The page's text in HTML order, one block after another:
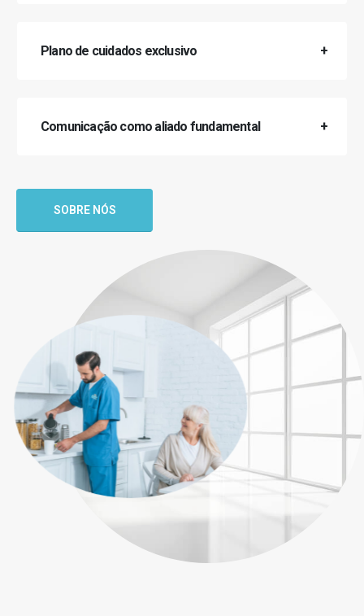
Plano de cuidados exclusivo
Comunicação como aliado fundamental
SOBRE NÓS